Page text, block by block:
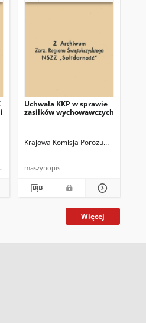
NSZZ "Solidarność"
aktowa druk powielony
Uchwała KKP w sprawie
zasiłków wychowawczych
Krajowa Komisja Porozumiewawcza
maszynopis
Więcej